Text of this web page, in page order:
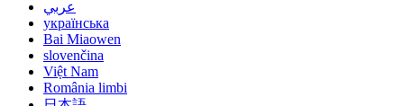
عربي
українська
Bai Miaowen
slovenčina
Việt Nam
România limbi